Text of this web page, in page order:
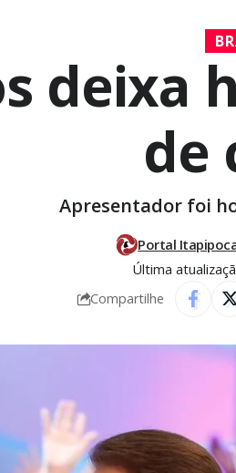
deixa
de
Apresentador foi
Última
Portal
Compartilhe